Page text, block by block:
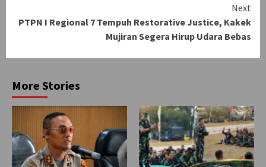
Next
PTPN I Regional 7 Tempuh Restorative Justice, Kakek
Mujiran Segera Hirup Udara Bebas
More Stories